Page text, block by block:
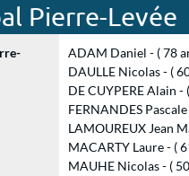
Pierre-Levée
ADAM Daniel - ( 78
DAULLE Nicolas - (
DE CUYPERE Alain -
FERNANDES
LAMOUREUX Jean
MACARTY Laure - (
MAUHE Nicolas - (